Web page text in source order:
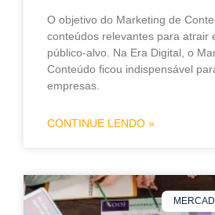
O objetivo do Marketing de
conteúdos relevantes para atrair
público-alvo. Na Era Digital, o
Conteúdo ficou indispensável
empresas.
CONTINUE LENDO »